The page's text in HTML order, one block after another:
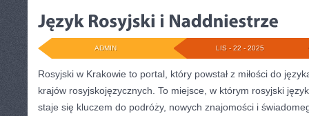
LIS - 22 - 2025
ADMIN
Rosyjski w Krakowie to portal, który powstał z miłości do
krajów rosyjskojęzycznych. To miejsce, w którym rosyjski
staje się kluczem do podróży, nowych znajomości i